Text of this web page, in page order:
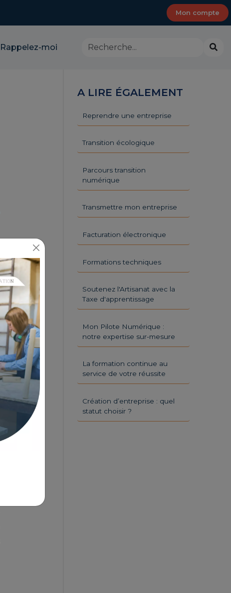
Mon compte
Rappelez-moi
Rechercher
dans
CMA
Alpes-
A LIRE ÉGALEMENT
Reprendre une entreprise
Transition écologique
Parcours transition
numérique
Transmettre mon entreprise
Facturation électronique
Formations techniques
Soutenez l'Artisanat avec la
Taxe d'apprentissage
Mon Pilote Numérique :
notre expertise sur-mesure
La formation continue au
service de votre réussite
Création d’entreprise : quel
statut choisir ?